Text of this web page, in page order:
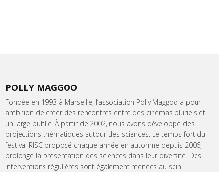
POLLY MAGGOO
Fondée en 1993 à Marseille, l’association Polly Maggoo a pour
ambition de créer des rencontres entre des cinémas pluriels et
un large public. À partir de 2002, nous avons développé des
projections thématiques autour des sciences. Le temps fort du
festival RISC proposé chaque année en automne depuis 2006,
prolonge la présentation des sciences dans leur diversité. Des
interventions régulières sont également menées au sein